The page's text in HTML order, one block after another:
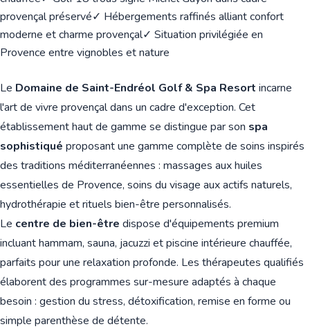
provençal préservé✓ Hébergements raffinés alliant confort
moderne et charme provençal✓ Situation privilégiée en
Provence entre vignobles et nature
Le Domaine de Saint-Endréol Golf & Spa Resort incarne
l'art de vivre provençal dans un cadre d'exception. Cet
établissement haut de gamme se distingue par son spa
sophistiqué proposant une gamme complète de soins inspirés
des traditions méditerranéennes : massages aux huiles
essentielles de Provence, soins du visage aux actifs naturels,
hydrothérapie et rituels bien-être personnalisés.
Le centre de bien-être dispose d'équipements premium
incluant hammam, sauna, jacuzzi et piscine intérieure chauffée,
parfaits pour une relaxation profonde. Les thérapeutes qualifiés
élaborent des programmes sur-mesure adaptés à chaque
besoin : gestion du stress, détoxification, remise en forme ou
simple parenthèse de détente.